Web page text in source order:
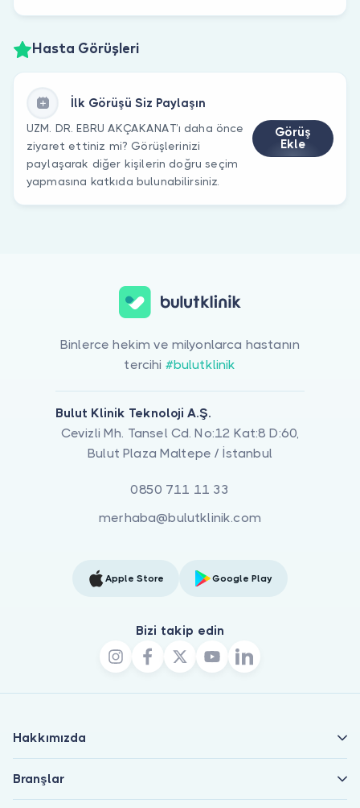
Hasta Görüşleri
İlk Görüşü Siz Paylaşın
UZM. DR. EBRU AKÇAKANAT’ı daha önce
ziyaret ettiniz mi? Görüşlerinizi
paylaşarak diğer kişilerin doğru seçim
yapmasına katkıda bulunabilirsiniz.
Görüş
Ekle
Binlerce hekim ve milyonlarca hastanın
tercihi #bulutklinik
Bulut Klinik Teknoloji A.Ş.
Cevizli Mh. Tansel Cd. No:12 Kat:8 D:60,
Bulut Plaza Maltepe / İstanbul
0850 711 11 33
merhaba@bulutklinik.com
Apple Store Google Play
Bizi takip edin
Hakkımızda
Branşlar